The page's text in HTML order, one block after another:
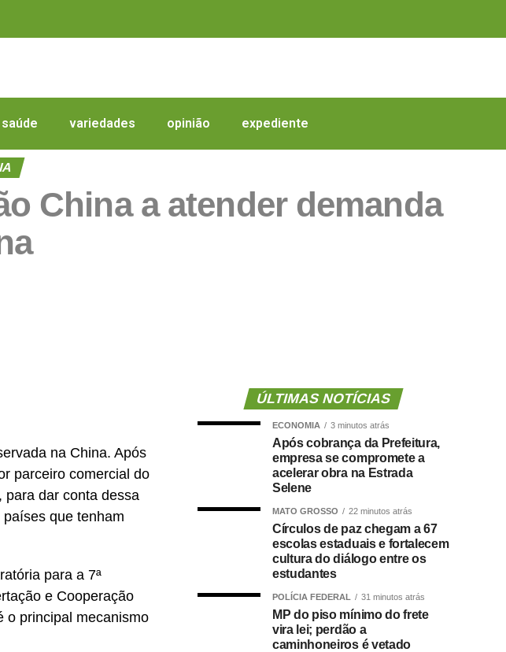
saúde variedades opinião expediente
China a atender demanda
na China. Após
parceiro comercial do
para dar conta dessa
que tenham
para a 7ª
e Cooperação
o principal mecanismo
ÚLTIMAS NOTÍCIAS
ECONOMIA 3 minutos atrás
Após cobrança da Prefeitura,
empresa se compromete a
acelerar obra na Estrada
Selene
MATO GROSSO 22 minutos atrás
Círculos de paz chegam a 67
escolas estaduais e fortalecem
cultura do diálogo entre os
estudantes
POLÍCIA FEDERAL 31 minutos atrás
MP do piso mínimo do frete
vira lei; perdão a
caminhoneiros é vetado